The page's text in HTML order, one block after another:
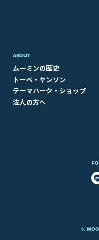
ABOUT​
ムーミンの歴史
トーベ・ヤンソン
テーマパーク・ショップ
法人の方へ
©